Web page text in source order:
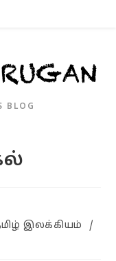
BLOG
இலக்கியம்
/